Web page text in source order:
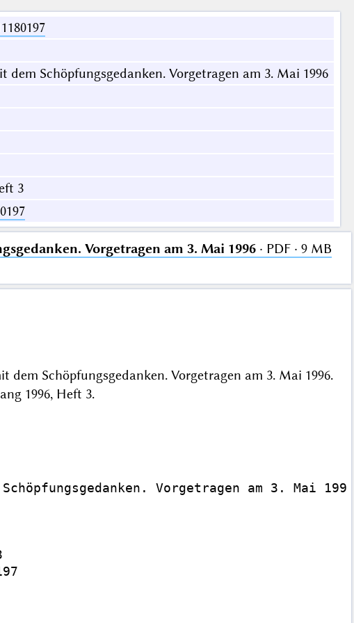
dem Schöpfungsgedanken. Vorgetragen am 3. Mai 1996
3
Vorgetragen am 3. Mai 1996· PDF · 9 MB
Schöpfungsgedanken. Vorgetragen am 3. Mai 1996.
1996, Heft 3.
Vorgetragen am 3. Mai 1996